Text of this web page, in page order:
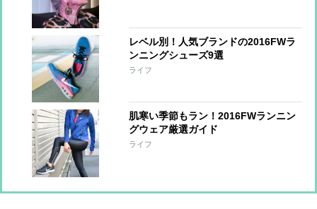
レベル別！人気ブランドの2016FWラ
ンニングシューズ9選
ライフ
肌寒い季節もラン！2016FWランニン
グウェア厳選ガイド
ライフ